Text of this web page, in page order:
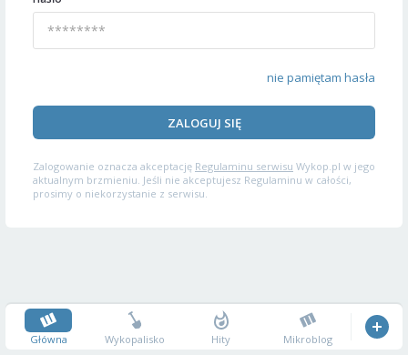
nie pamiętam hasła
ZALOGUJ SIĘ
Zalogowanie oznacza akceptację Regulaminu serwisu Wykop.pl w jego
aktualnym brzmieniu. Jeśli nie akceptujesz Regulaminu w całości,
prosimy o niekorzystanie z serwisu.
Główna Wykopalisko Hity Mikroblog